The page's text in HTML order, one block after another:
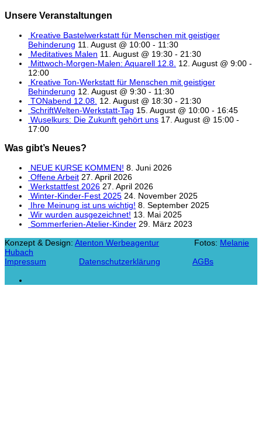
Unsere Veranstaltungen
Kreative Bastelwerkstatt für Menschen mit geistiger
Behinderung 11. August @ 10:00 - 11:30
Meditatives Malen 11. August @ 19:30 - 21:30
Mittwoch-Morgen-Malen: Aquarell 12.8. 12. August @ 9:00 -
12:00
Kreative Ton-Werkstatt für Menschen mit geistiger
Behinderung 12. August @ 9:30 - 11:30
TONabend 12.08. 12. August @ 18:30 - 21:30
SchriftWelten-Werkstatt-Tag 15. August @ 10:00 - 16:45
Wuselkurs: Die Zukunft gehört uns 17. August @ 15:00 -
17:00
Was gibt’s Neues?
NEUE KURSE KOMMEN! 8. Juni 2026
Offene Arbeit 27. April 2026
Werkstattfest 2026 27. April 2026
Winter-Kinder-Fest 2025 24. November 2025
Ihre Meinung ist uns wichtig! 8. September 2025
Wir wurden ausgezeichnet! 13. Mai 2025
Sommerferien-Atelier-Kinder 29. März 2023
Konzept & Design: Atenton Werbeagentur Fotos: Melanie
Hubach
Impressum
Datenschutzerklärung AGBs